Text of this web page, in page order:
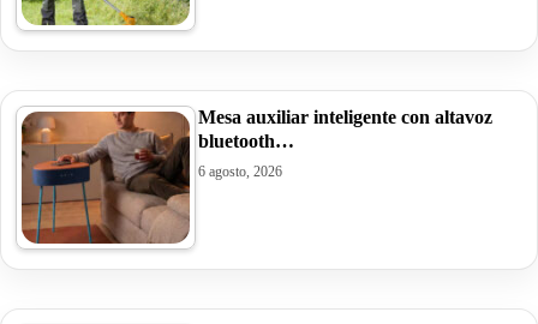
Mesa auxiliar inteligente con altavoz
bluetooth…
6 agosto, 2026